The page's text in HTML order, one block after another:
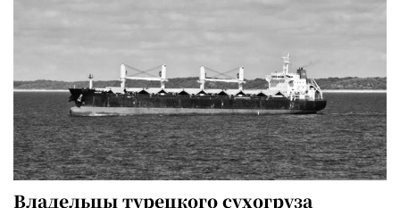
Владельцы турецкого сухогруза